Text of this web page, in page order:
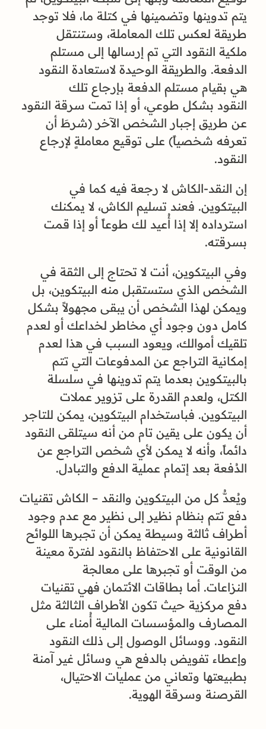
يتم تدوينها وتضمينها في كتلة ما، فلا توجد
طريقة لعكس تلك المعاملة، وستنتقل
ملكية النقود التي تم إرسالها إلى مستلم
الدفعة. والطريقة الوحيدة لاستعادة النقود
هي بقيام مستلم الدفعة بإرجاع تلك
النقود بشكل طوعي، أو إذا تمت سرقة النقود
عن طريق إجبار الشخص الآخر (شرطَ أن
تعرفه شخصياً) على توقيع معاملةٍ لإرجاع
النقود.
إن النقد-الكاش لا رجعة فيه كما في
البيتكوين. فعند تسليم الكاش، لا يمكنك
استرداده إلا إذا أُعيد لك طوعاً أو إذا قمت
بسرقته.
وفي البيتكوين، أنت لا تحتاج إلى الثقة في
الشخص الذي ستستقبل منه البيتكوين، بل
ويمكن لهذا الشخص أن يبقى مجهولاً بشكل
كامل دون وجود أي مخاطر لخداعك أو لعدم
تلقيك أموالك، ويعود السبب في هذا لعدم
إمكانية التراجع عن المدفوعات التي تتم
بالبيتكوين بعدما يتم تدوينها في سلسلة
الكتل، ولعدم القدرة على تزوير عملات
البيتكوين. فباستخدام البيتكوين، يمكن للتاجر
أن يكون على يقين تام من أنه سيتلقى النقود
دائماً، وأنه لا يمكن لأي شخص التراجع عن
الدُفعة بعد إتمام عملية الدفع والتبادل.
ويُعدُّ كل من البيتكوين والنقد – الكاش تقنيات
دفع تتم بنظام نظير إلى نظير مع عدم وجود
أطراف ثالثة وسيطة يمكن أن تجبرها اللوائح
القانونية على الاحتفاظ بالنقود لفترة معينة
من الوقت أو تجبرها على معالجة
النزاعات. أما بطاقات الائتمان فهي تقنيات
دفع مركزية حيث تكون الأطراف الثالثة مثل
المصارف والمؤسسات المالية أُمناء على
النقود. ووسائل الوصول إلى ذلك النقود
وإعطاء تفويض بالدفع هي وسائل غير آمنة
بطبيعتها وتعاني من عمليات الاحتيال،
القرصنة وسرقة الهوية.